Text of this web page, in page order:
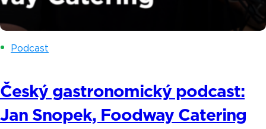
Podcast
Český gastronomický podcast:
Jan Snopek, Foodway Catering